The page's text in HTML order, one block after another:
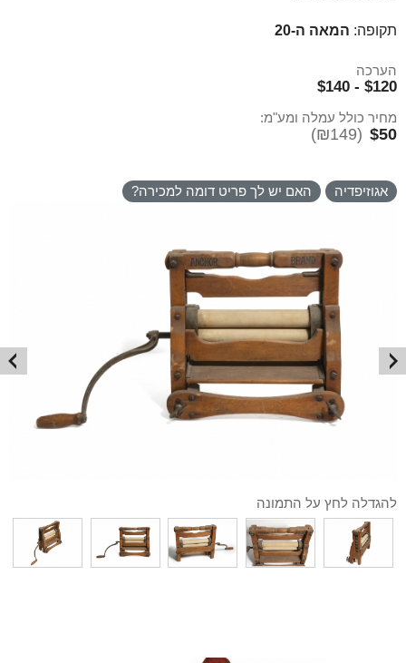
תקופה: המאה ה-20
הערכה
$120 - $140
מחיר כולל עמלה ומע"מ:
$50
(₪149)
אגוזיפדיה האם יש לך פריט דומה למכירה?
להגדלה לחץ על התמונה